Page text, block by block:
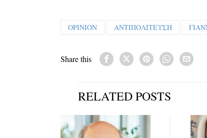
OPINION ΑΝΤΙΠΟΛΙΤΕΥΣΗ
Share this
RELATED POSTS